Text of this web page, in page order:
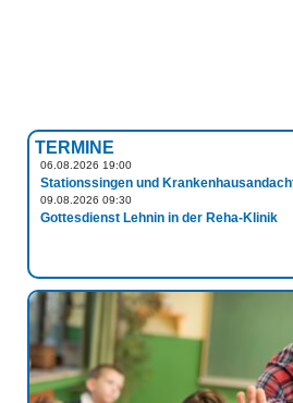
TERMINE
06.08.2026 19:00
Stationssingen und
09.08.2026 09:30
Gottesdienst Lehnin in der Reha-Klinik